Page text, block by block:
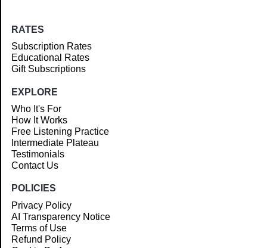
RATES
Subscription Rates
Educational Rates
Gift Subscriptions
EXPLORE
Who It's For
How It Works
Free Listening Practice
Intermediate Plateau
Testimonials
Contact Us
POLICIES
Privacy Policy
AI Transparency Notice
Terms of Use
Refund Policy